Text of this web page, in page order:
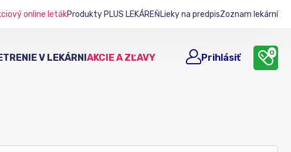
online letákProdukty PLUS LEKÁREŇLieky na predpisZoznam lekární
V LEKÁRNIAKCIE A ZĽAVY Prihlásiť 0